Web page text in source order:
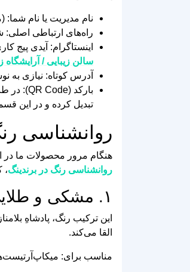
نام مدیریت یا نام
راه‌های ارتباطی
اینستاگرام: آیدی پیج
سالن زیبایی / آرایشگاه
آدرس کوتاه: نیازی
تبدیل کرده و در این
روانشناسی
هنگام مرور محصولات ما در
روانشناسی رنگ در برندینگ،
۱. مشکی و طلایی / مشکی و رزگلد (The Luxury Vibe)
القا می‌کند.
مناسب برای: